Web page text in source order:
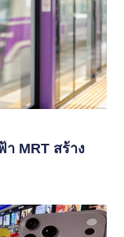
MRT สร้าง